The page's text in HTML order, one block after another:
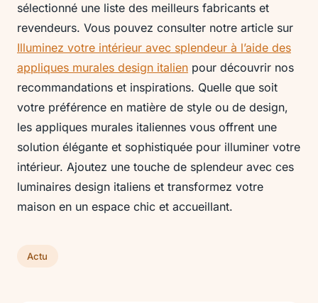
sélectionné une liste des meilleurs fabricants et
revendeurs. Vous pouvez consulter notre article sur
Illuminez votre intérieur avec splendeur à l’aide des
appliques murales design italien pour découvrir nos
recommandations et inspirations. Quelle que soit
votre préférence en matière de style ou de design,
les appliques murales italiennes vous offrent une
solution élégante et sophistiquée pour illuminer votre
intérieur. Ajoutez une touche de splendeur avec ces
luminaires design italiens et transformez votre
maison en un espace chic et accueillant.
Actu